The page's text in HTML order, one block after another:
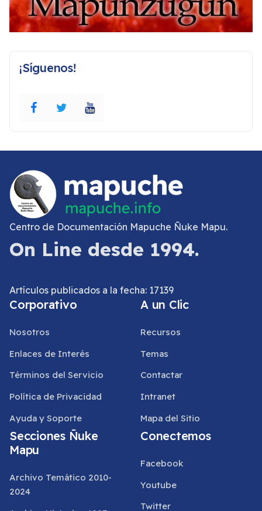
¡Síguenos!
Centro de Documentación Mapuche Ñuke Mapu.
On Line desde 1994.
Artículos publicados a la fecha: 17139
Corporativo
Nosotros
Enlaces de Interés
Términos del Servicio
Política de Privacidad
Ayuda y Soporte
A un Clic
Recursos
Temas
Contactar
Intranet
Mapa del Sitio
Secciones Ñuke
Mapu
Archivo Temático 2010-
2024
Conectemos
Facebook
Youtube
Twitter